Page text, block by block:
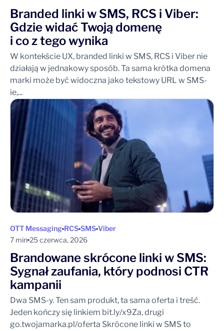
Branded linki w SMS, RCS i Viber:
Gdzie widać Twoją domenę
i co z tego wynika
W kontekście UX, branded linki w SMS, RCS i Viber nie
działają w jednakowy sposób. Ta sama krótka domena
marki może być widoczna jako tekstowy URL w SMS-
ie,...
OTT Messaging RCS SMS Viber
7 min 25 czerwca, 2026
Brandowane skrócone linki w SMS:
Sygnał zaufania, który podnosi CTR
kampanii
Dwa SMS-y. Ten sam produkt, ta sama oferta i treść.
Jeden kończy się linkiem bit.ly/x9Za, drugi
go.twojamarka.pl/oferta Skrócone linki w SMS to